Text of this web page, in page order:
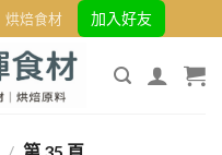
烘焙食材 加入好友